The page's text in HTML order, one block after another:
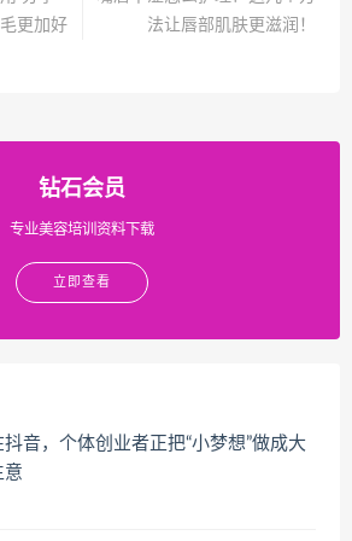
更加好
法让唇部肌肤更滋润！
钻石会员
专业美容培训资料下载
立即查看
抖音，个体创业者正把“小梦想”做成大
意